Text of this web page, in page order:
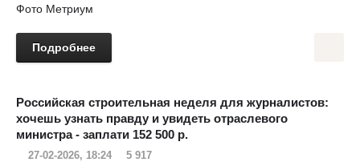
Фото Метриум
Подробнее
Российская строительная неделя для журналистов:
хочешь узнать правду и увидеть отраслевого
министра - заплати 152 500 р.
27-02-2026, 18:24 5 917